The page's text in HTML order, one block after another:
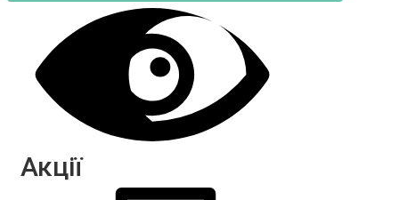
Акції